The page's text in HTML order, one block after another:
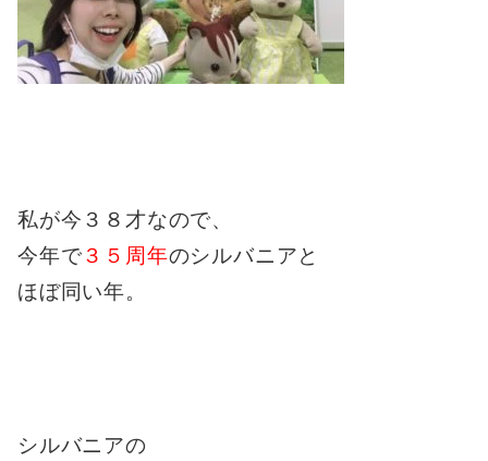
私が今３８才なので、
今年で３５周年のシルバニアと
ほぼ同い年。
シルバニアの